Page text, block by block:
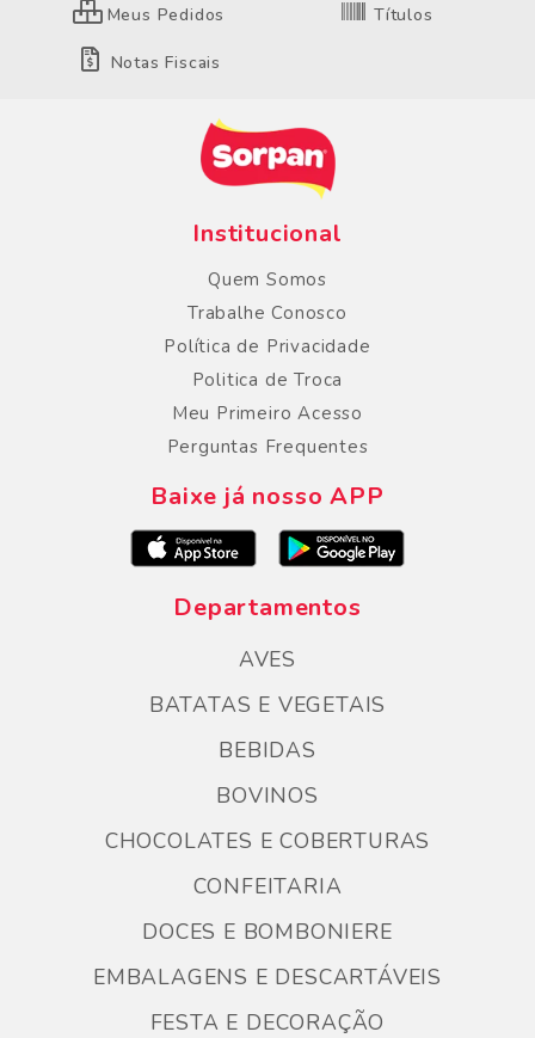
Meus Pedidos Títulos
Notas Fiscais
Institucional
Quem Somos
Trabalhe Conosco
Política de Privacidade
Politica de Troca
Meu Primeiro Acesso
Perguntas Frequentes
Baixe já nosso APP
Departamentos
AVES
BATATAS E VEGETAIS
BEBIDAS
BOVINOS
CHOCOLATES E COBERTURAS
CONFEITARIA
DOCES E BOMBONIERE
EMBALAGENS E DESCARTÁVEIS
FESTA E DECORAÇÃO